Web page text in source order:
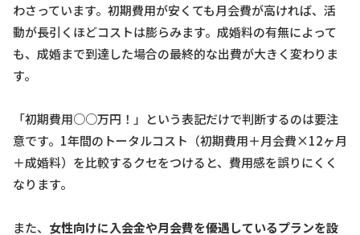
わさっています。初期費用が安くても月会費が高ければ、活
動が長引くほどコストは膨らみます。成婚料の有無によって
も、成婚まで到達した場合の最終的な出費が大きく変わりま
す。
「初期費用○○万円！」という表記だけで判断するのは要注
意です。1年間のトータルコスト（初期費用＋月会費×12ヶ月
＋成婚料）を比較するクセをつけると、費用感を誤りにくく
なります。
また、 女性向けに入会金や月会費を優遇しているプランを設